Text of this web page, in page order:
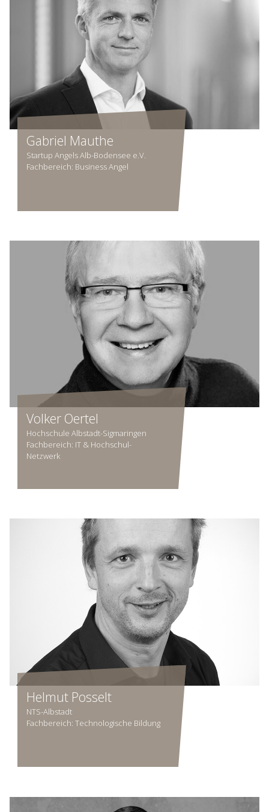
Gabriel Mauthe
Startup Angels Alb-Bodensee e.V.
Fachbereich: Business Angel
Volker Oertel
Hochschule Albstadt-Sigmaringen
Fachbereich: IT & Hochschul-
Netzwerk
Helmut Posselt
NTS-Albstadt
Fachbereich: Technologische Bildung